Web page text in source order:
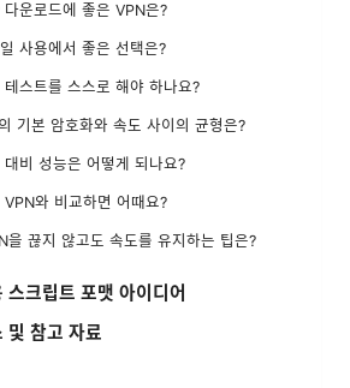
운로드에 좋은 VPN은?
사용에서 좋은 선택은?
스트를 스스로 해야 하나요?
기본 암호화와 속도 사이의 균형은?
비 성능은 어떻게 되나요?
와 비교하면 어때요?
을 끊지 않고도 속도를 유지하는 팁은?
스크립트 포맷 아이디어
및 참고 자료